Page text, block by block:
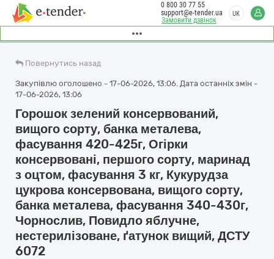
Замовити дзвінок
0 800 30 77 55
support@e-tender.ua
UK
Повернутись назад
Закупівлю оголошено - 17-06-2026, 13:06. Дата останніх змін -
17-06-2026, 13:06
Горошок зелений консервований,
вищого сорту, банка металева,
фасування 420-425г, Огірки
консервовані, першого сорту, маринад
з оцтом, фасування 3 кг, Кукурудза
цукрова консервована, вищого сорту,
банка металева, фасування 340-430г,
Чорнослив, Повидло яблучне,
нестерилізоване, ґатунок вищий, ДСТУ
6072